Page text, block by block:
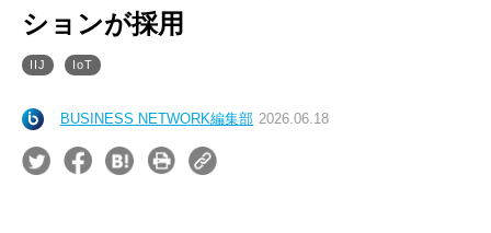
ションが採用
IIJ IoT
BUSINESS NETWORK編集部 2026.06.18